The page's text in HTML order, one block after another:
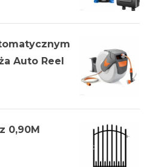
Auto Reel
0,90M